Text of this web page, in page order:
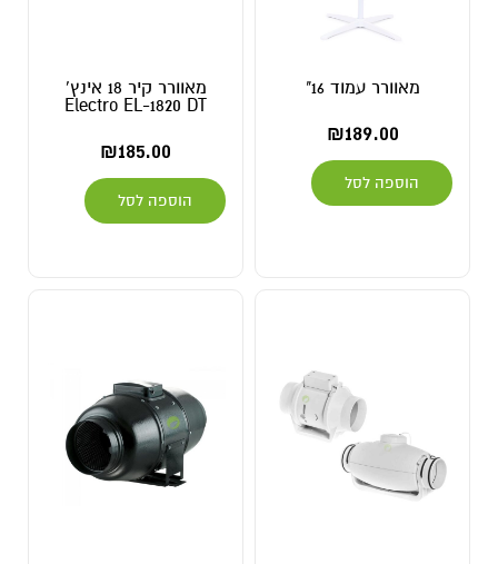
מאוורר עמוד 16"
₪189.00
הוספה לסל
מאוורר קיר 18 אינץ'
Electro EL-1820 DT
₪185.00
הוספה לסל